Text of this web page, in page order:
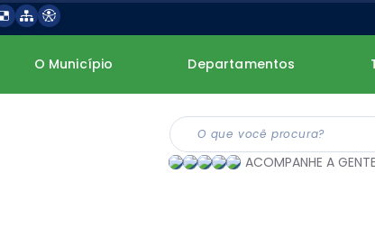
O Município Departamentos
ACOMPANHE A